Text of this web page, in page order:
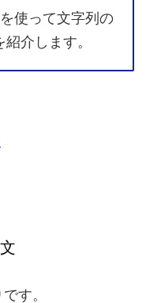
使って文字列の
介します。
す。